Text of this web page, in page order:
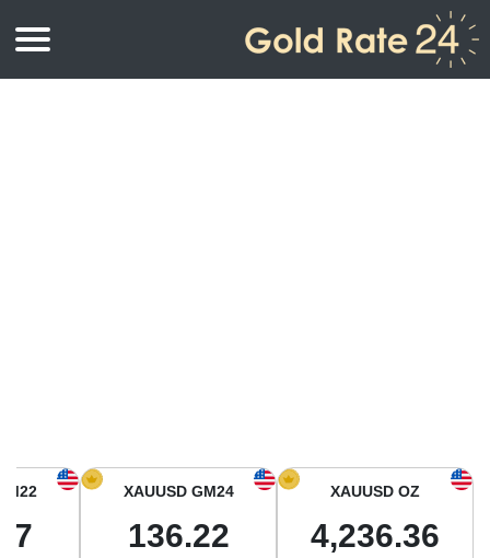
أسعار الذهب في أمريكا الجنوبية
XAUUSD OZ
4,236.36
XAUUSD GM24
136.22